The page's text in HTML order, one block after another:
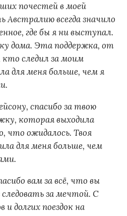
почестей в моей
Австралию всегда значило
где бы я ни выступал.
дома. Эта поддержка, от
кто следил за моим
для меня больше, чем я
спасибо за твою
которая выходила
что ожидалось. Твоя
для меня больше, чем
вам за всё, что вы
за мечтой. С
долгих поездок на